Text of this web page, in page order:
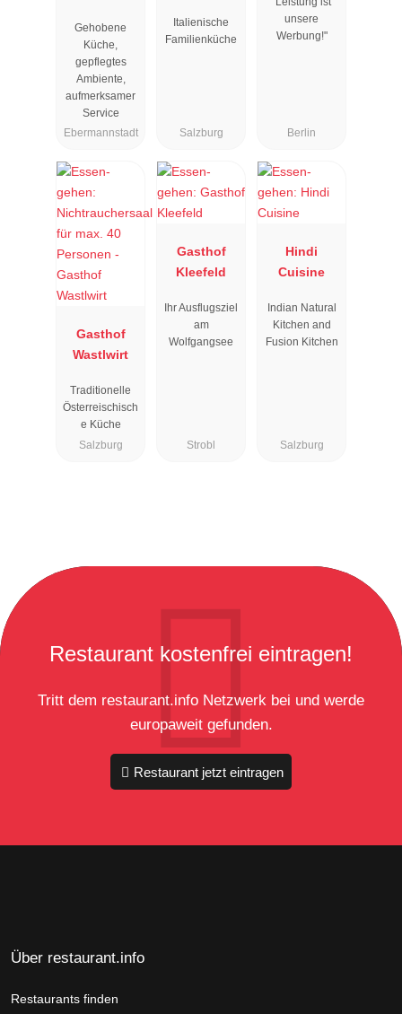
"
Gehobene
Küche,
gepflegtes
Ambiente,
aufmerksamer
Service
Ebermannstadt
Italienische
Familienküche
Salzburg
unsere
Werbung!"
Berlin
Gasthof
Wastlwirt
Traditionelle
Österreischisch
e Küche
Salzburg
Gasthof
Kleefeld
Ihr Ausflugsziel
am
Wolfgangsee
Strobl
Hindi
Cuisine
Indian Natural
Kitchen and
Fusion Kitchen
Salzburg
Restaurant kostenfrei eintragen!
Tritt dem restaurant.info Netzwerk bei und werde
europaweit gefunden.
Restaurant jetzt eintragen
Über restaurant.info
Restaurants finden